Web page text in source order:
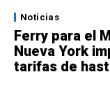
Noticias
Ferry para el
Nueva York
tarifas de